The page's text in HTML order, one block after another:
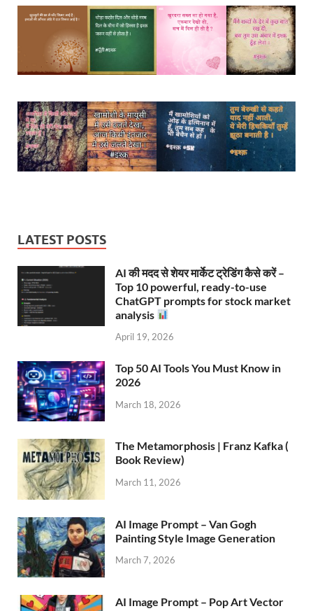
LATEST POSTS
AI की मदद से शेयर मार्केट ट्रेडिंग कैसे करें –
Top 10 powerful, ready-to-use
ChatGPT prompts for stock market
analysis
April 19, 2026
Top 50 AI Tools You Must Know in
2026
March 18, 2026
The Metamorphosis | Franz Kafka (
Book Review)
March 11, 2026
AI Image Prompt – Van Gogh
Painting Style Image Generation
March 7, 2026
AI Image Prompt – Pop Art Vector